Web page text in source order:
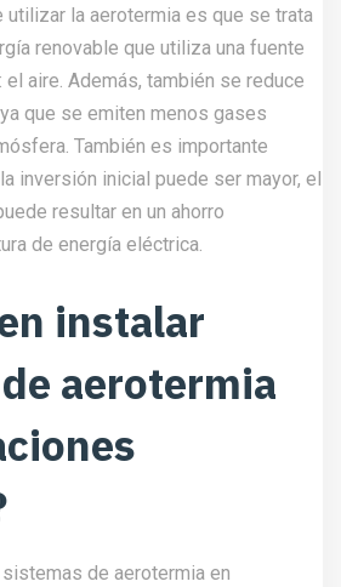
utilizar la aerotermia es que se trata
renovable que utiliza una fuente
aire. Además, también se reduce
que se emiten menos gases
También es importante
inversión inicial puede ser mayor, el
resultar en un ahorro
de energía eléctrica.
instalar
aerotermia
de aerotermia en